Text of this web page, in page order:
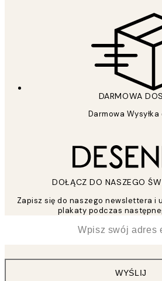
DARMOWA
Darmowa Wysyłka
DOŁĄCZ DO NASZEGO
Zapisz się do naszego newslettera i
plakaty podczas
WYŚLIJ